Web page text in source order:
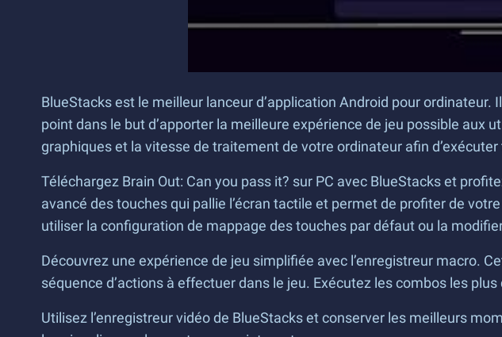
BlueStacks est le meilleur lanceur d’application Android pour
point dans le but d’apporter la meilleure expérience de jeu possible aux
graphiques et la vitesse de traitement de votre ordinateur afin
Téléchargez Brain Out: Can you pass it? sur PC avec BlueStacks et
avancé des touches qui pallie l’écran tactile et permet de profiter de
utiliser la configuration de mappage des touches par défaut ou la
Découvrez une expérience de jeu simplifiée avec l’enregistreur macro.
séquence d’actions à effectuer dans le jeu. Exécutez les combos les
Utilisez l’enregistreur vidéo de BlueStacks et conserver les meilleurs